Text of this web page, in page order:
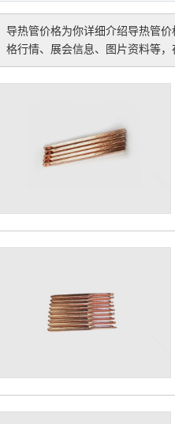
导热管价格为你详细介绍导热管价
格行情、展会信息、图片资料等